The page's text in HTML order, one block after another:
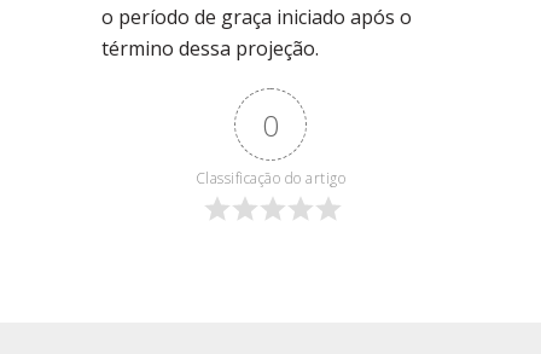
o período de graça iniciado após o
término dessa projeção.
0
Classificação do artigo